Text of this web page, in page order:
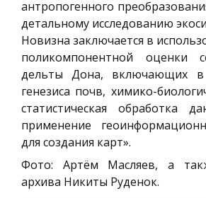
антропогенного
детальному исследованию
Новизна заключается в
поликомпонентной оценки
дельты Дона, включающих в
генезиса почв, химико-
статистическая обработка
применение
для создания карт».
Фото: Артём Масляев, а
архива Никиты Руденок.